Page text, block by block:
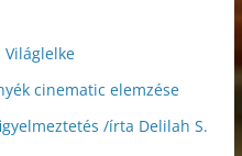
Világlelke
cinematic elemzése
/írta Delilah S.